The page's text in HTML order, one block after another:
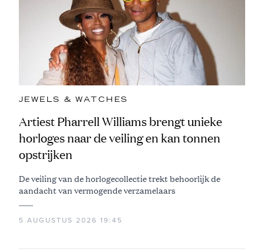
JEWELS & WATCHES
Artiest Pharrell Williams brengt unieke
horloges naar de veiling en kan tonnen
opstrijken
De veiling van de horlogecollectie trekt behoorlijk de
aandacht van vermogende verzamelaars
5 AUGUSTUS 2026 19:45